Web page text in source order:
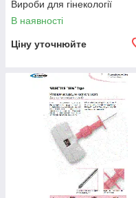
Вироби для гінекології
В наявності
Ціну уточнюйте